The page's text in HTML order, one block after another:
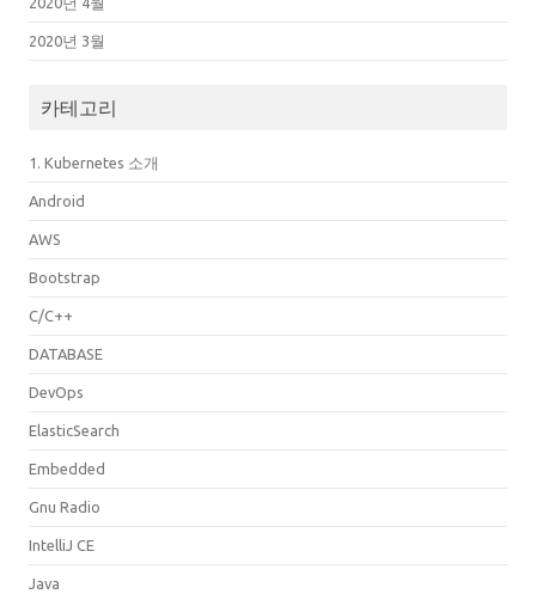
2020년 3월
카테고리
1. Kubernetes 소개
Android
AWS
Bootstrap
C/C++
DATABASE
DevOps
ElasticSearch
Embedded
Gnu Radio
IntelliJ CE
Java